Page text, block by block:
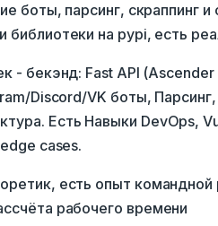
боты, парсинг, скраппинг
библиотеки на pypi, есть
- бекэнд: Fast API
Discord/VK боты,
Есть Навыки DevOps,
cases.
есть опыт
рабочего времени